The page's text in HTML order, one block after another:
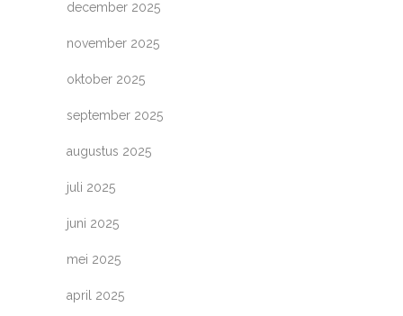
december 2025
november 2025
oktober 2025
september 2025
augustus 2025
juli 2025
juni 2025
mei 2025
april 2025